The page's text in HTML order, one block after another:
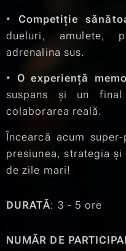
• Competiție
dueluri, amulete,
adrenalina sus.
• O experiență
suspans și un
colaborarea reală.
Încearcă acum
presiunea, strategia
de zile mari!
DURATĂ: 3 - 5 ore
NUMĂR DE